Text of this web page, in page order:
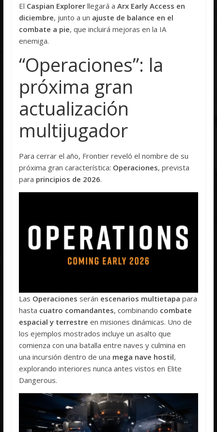
El Caspian Explorer llegará aArx Early Access en
diciembre, junto a un ajuste de balance en el
combate a pie, que incluirá mejoras en la IA
enemiga.
“Operaciones”: la
próxima gran
actualización
multijugador
Para cerrar el año, Frontier reveló el nombre de su
próxima gran característica: Operaciones, prevista
para principios de 2026.
Las Operaciones serán escenarios multietapa para
hasta cuatro comandantes, combinando combate
espacial y terrestre en misiones dinámicas. Uno de
los ejemplos mostrados incluye un asalto que
comienza con una batalla entre naves y culmina en
una incursión dentro de una mega nave hostil,
explorando interiores nunca antes vistos en Elite
Dangerous.